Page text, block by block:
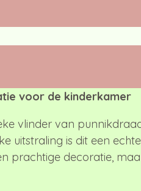
voor de kinderkamer
vlinder van
uitstraling is dit een
prachtige decoratie,